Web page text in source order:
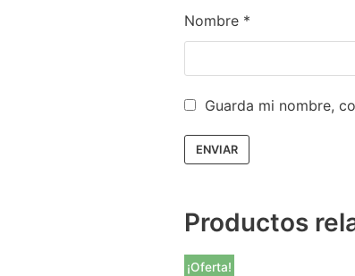
Nombre *
Guarda mi nombre,
Productos
¡Oferta!